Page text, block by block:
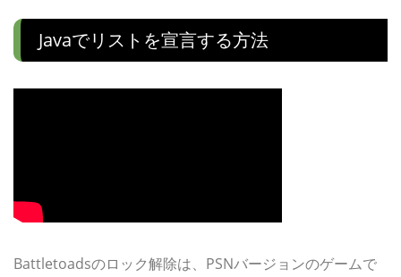
Javaでリストを宣言する方法
Battletoadsのロック解除は、PSNバージョンのゲームで